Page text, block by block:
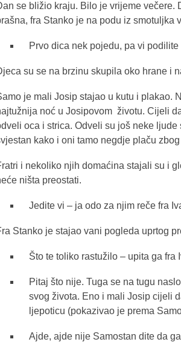
se bližio kraju. Bilo je vrijeme
fra Stanko je na podu iz smotuljka
Prvo dica nek pojedu, pa vi
su se na brzinu skupila oko hrane i
je mali Josip stajao u kutu i plakao.
noć u Josipovom životu. Cijeli
oca i strica. Odveli su još neke
kako i oni tamo negdje plaču
i nekoliko njih domaćina stajali su i
ništa preostati.
Jedite vi – ja odo za njim reče fra
Stanko je stajao vani pogleda uprtog
Što te toliko rastužilo – upita ga fra
Pitaj što nije. Tuga se na tugu
svog života. Eno i mali Josip cijeli
ljepoticu (pokazivao je prema
Ajde, ajde nije Samostan dite da